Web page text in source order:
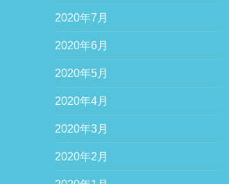
2020年7月
2020年6月
2020年5月
2020年4月
2020年3月
2020年2月